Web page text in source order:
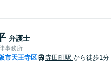
しております。
談ください。
対応可】
弁護士
事務所
市天王寺区 寺田町駅 から徒歩1分